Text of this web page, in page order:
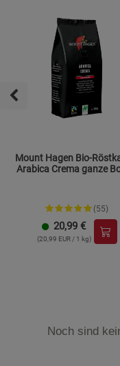
Mount Hagen Bio-
Arabica Crema ganze
(55)
20,99 €
(20,99 EUR / 1 kg)
Noch sind